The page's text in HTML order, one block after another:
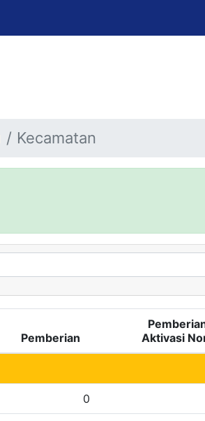
Kecamatan
Pemberian
Aktivasi
0